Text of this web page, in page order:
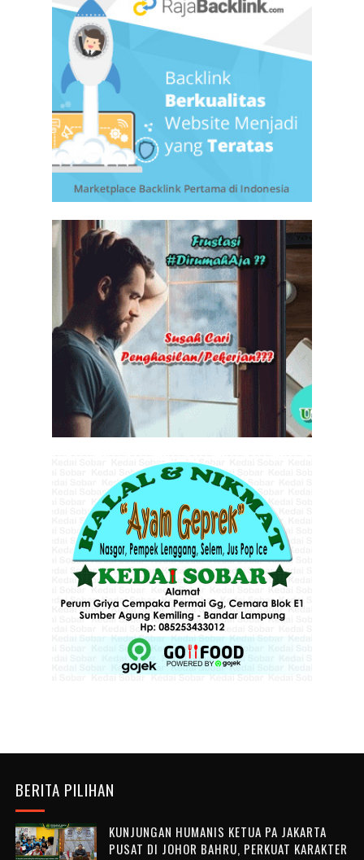
BERITA PILIHAN
KUNJUNGAN HUMANIS KETUA PA JAKARTA
PUSAT DI JOHOR BAHRU, PERKUAT KARAKTER